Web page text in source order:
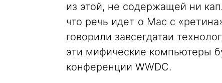
из этой, не содержащей ни
что речь идет о Mac с
говорили завсегдатаи
эти мифические компьютеры
конференции WWDC.